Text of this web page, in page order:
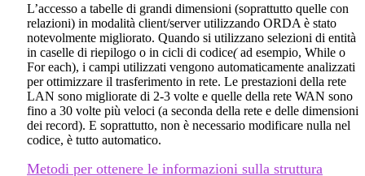
L’accesso a tabelle di grandi dimensioni (soprattutto quelle con
relazioni) in modalità client/server utilizzando ORDA è stato
notevolmente migliorato. Quando si utilizzano selezioni di entità
in caselle di riepilogo o in cicli di codice(ad esempio, While o
For each), i campi utilizzati vengono automaticamente analizzati
per ottimizzare il trasferimento in rete. Le prestazioni della rete
LAN sono migliorate di 2-3 volte e quelle della rete WAN sono
fino a 30 volte più veloci (a seconda della rete e delle dimensioni
dei record). E soprattutto, non è necessario modificare nulla nel
codice, è tutto automatico.
Metodi per ottenere le informazioni sulla struttura